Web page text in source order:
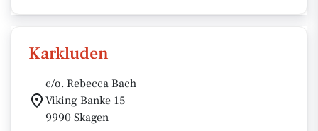
Karkluden
c/o. Rebecca Bach
Viking Banke 15
9990 Skagen